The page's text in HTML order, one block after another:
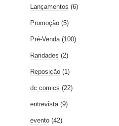
Lançamentos (6)
Promoção (5)
Pré-Venda (100)
Raridades (2)
Reposição (1)
dc comics (22)
entrevista (9)
evento (42)